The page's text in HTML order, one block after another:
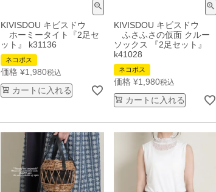
KIVISDOU キビスドウ
ホーミータイト『2足セ
ット』 k31136
ネコポス
価格 ¥1,980税込
カートに入れる
KIVISDOU キビスドウ
ふさふさの仮面 クルー
ソックス 『2足セット』
k41028
ネコポス
価格 ¥1,980税込
カートに入れる